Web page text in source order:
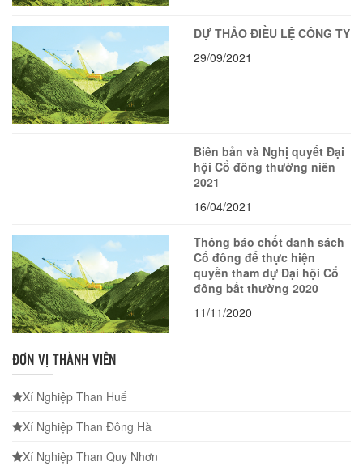
DỰ THẢO ĐIỀU LỆ CÔNG TY
29/09/2021
Biên bản và Nghị quyết Đại
hội Cổ đông thường niên
2021
16/04/2021
Thông báo chốt danh sách
Cổ đông để thực hiện
quyền tham dự Đại hội Cổ
đông bất thường 2020
11/11/2020
ĐƠN VỊ THÀNH VIÊN
Xí Nghiệp Than Huế
Xí Nghiệp Than Đông Hà
Xí Nghiệp Than Quy Nhơn